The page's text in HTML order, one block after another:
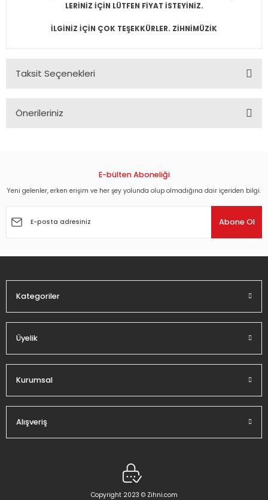
LERİNİZ İÇİN LÜTFEN FİYAT İSTEYİNİZ.
İLGİNİZ İÇİN ÇOK TEŞEKKÜRLER. ZİHNİMÜZİK
Taksit Seçenekleri
Önerileriniz
Görüş ve önerileriniz için teşekkür ederiz.
Ürün açıklamasında eksik bilgiler bulunuyor.
E-bülten Aboneliği
Yeni gelenler, erken erişim ve her şey yolunda olup olmadığına dair içeriden bilgi.
Abone Ol
Kategoriler
Üyelik
Kurumsal
Alışveriş
Copyright 2023 © Zihni.com